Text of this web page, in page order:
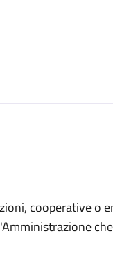
cooperative o